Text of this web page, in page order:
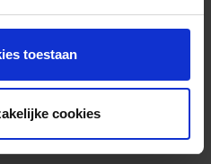
toestaan
cookies